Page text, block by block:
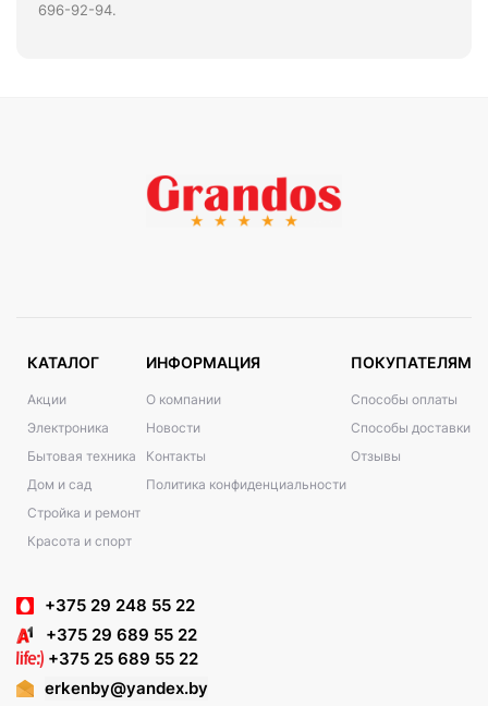
696-92-94.
КАТАЛОГ
Акции
Электроника
Бытовая техника
Дом и сад
Стройка и ремонт
Красота и спорт
ИНФОРМАЦИЯ
О компании
Новости
Контакты
Политика конфиденциальности
ПОКУПАТЕЛЯМ
Способы оплаты
Способы доставки
Отзывы
+375 29 248 55 22
+375 29 689 55 22
+375 25 689 55 22
erkenby@yandex.by